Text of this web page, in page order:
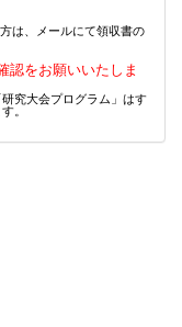
は、メールにて領収書の
をお願いいたしま
究大会プログラム」はす
。